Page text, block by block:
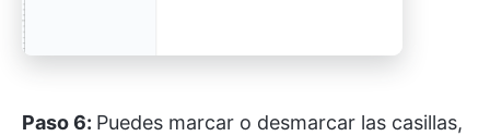
Paso 6: Puedes marcar o desmarcar las casillas,